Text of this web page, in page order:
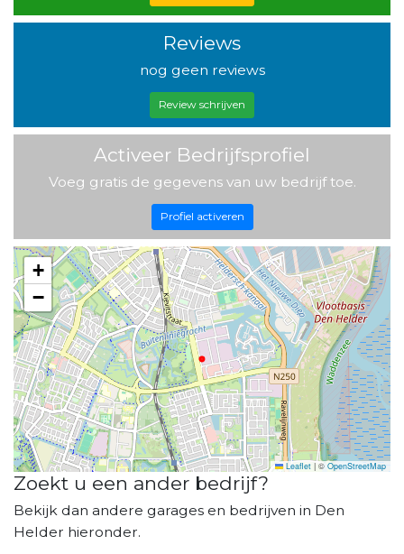
Reviews
nog geen reviews
Review schrijven
Activeer Bedrijfsprofiel
Voeg gratis de gegevens van uw bedrijf toe.
Profiel activeren
+
−
Leaflet | © OpenStreetMap
Zoekt u een ander bedrijf?
Bekijk dan andere garages en bedrijven in Den
Helder hieronder.